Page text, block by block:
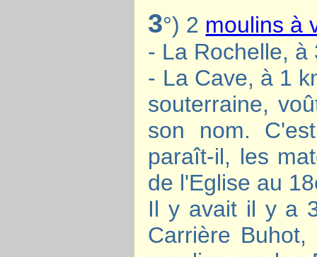
3°) 2 moulins à
- La Rochelle, à
- La Cave, à 1
souterraine,
son nom.
paraît-il, les
de l'Eglise au
Il y avait il y a
Carrière